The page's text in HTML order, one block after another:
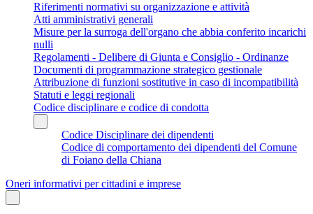
Riferimenti normativi su organizzazione e attività
Atti amministrativi generali
Misure per la surroga dell'organo che abbia conferito incarichi
nulli
Regolamenti - Delibere di Giunta e Consiglio - Ordinanze
Documenti di programmazione strategico gestionale
Attribuzione di funzioni sostitutive in caso di incompatibilità
Statuti e leggi regionali
Codice disciplinare e codice di condotta
Codice Disciplinare dei dipendenti
Codice di comportamento dei dipendenti del Comune
di Foiano della Chiana
Oneri informativi per cittadini e imprese